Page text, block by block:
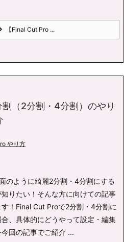
【Final Cut Pro ...
（2分割・4分割）のやり
やり方
のように綺麗2分割・4分割にする
りたい！ そんな方に向けての記事
！ Final Cut Proで2分割・4分割に
合、具体的にどうやって設定・編集
回の記事でご紹介 ...